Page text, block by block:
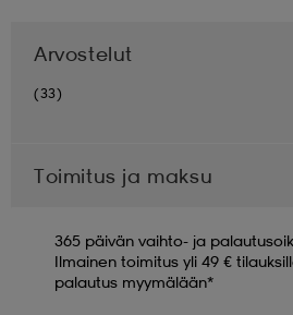
Arvostelut
(33)
Toimitus ja maksu
365 päivän vaihto- ja
Ilmainen toimitus yli 49 €
palautus myymälään*